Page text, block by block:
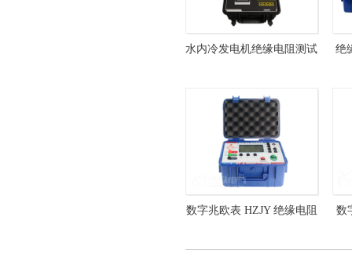
水内冷发电机绝缘电阻测试 绝
数字兆欧表 HZJY 绝缘电阻 数